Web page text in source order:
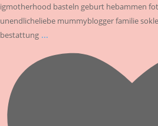
igmotherhood basteln geburt hebammen
unendlicheliebe mummyblogger familie
bestattung ...